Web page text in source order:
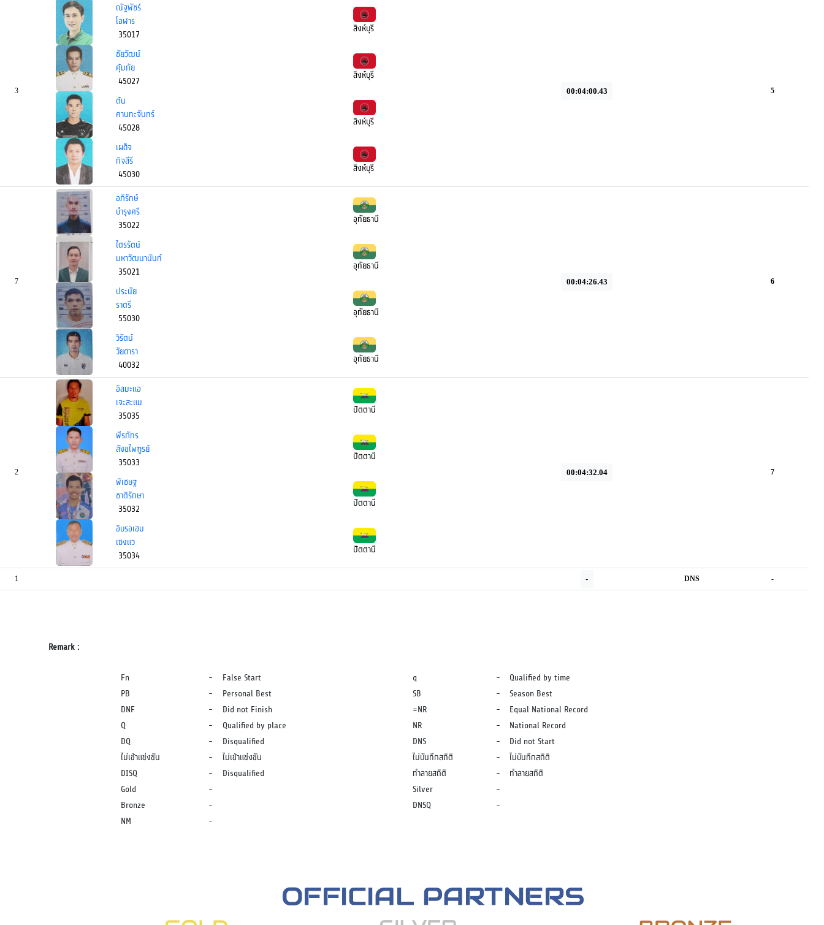
3
ณัฐพัชร์
โอฬาร
35017
สิงห์บุรี
ชัยวัฒน์
คุ้มภัย
45027
สิงห์บุรี
ต้น
คานทะจันทร์
45028
สิงห์บุรี
เผด็จ
กิจสีรี
45030
สิงห์บุรี
00:04:00.43 5
7
อภิรักษ์
บำรุงศรี
35022
อุทัยธานี
ไตรรัตน์
มหาวัฒนานันท์
35021
อุทัยธานี
ประนัย
ราตรี
55030
อุทัยธานี
วิรัตน์
วัยดารา
40032
อุทัยธานี
00:04:26.43 6
2
อิสมะแอ
เจะสะแม
35035
ปัตตานี
พีรภัทร
สังขไพฑูรย์
35033
ปัตตานี
พิเชษฐ
ชาติรักษา
35032
ปัตตานี
อิบรอเฮม
เซงแว
35034
ปัตตานี
00:04:32.04 7
1 - DNS -
Remark :
Fn - False Start q -
Qualified by time
PB
- Personal Best SB -
Season Best
DNF
- Did not Finish =NR -
Equal National Record
Q
- Qualified by place NR -
National Record
DQ
- Disqualified DNS -
Did not Start
ไม่เข้าแข่งขัน
- ไม่เข้าแข่งขัน ไม่บันทึกสถิติ -
ไม่บันทึกสถิติ
DISQ
- Disqualified ทำลายสถิติ -
ทำลายสถิติ
Gold
- Silver
-
Bronze
- DNSQ
-
NM
-